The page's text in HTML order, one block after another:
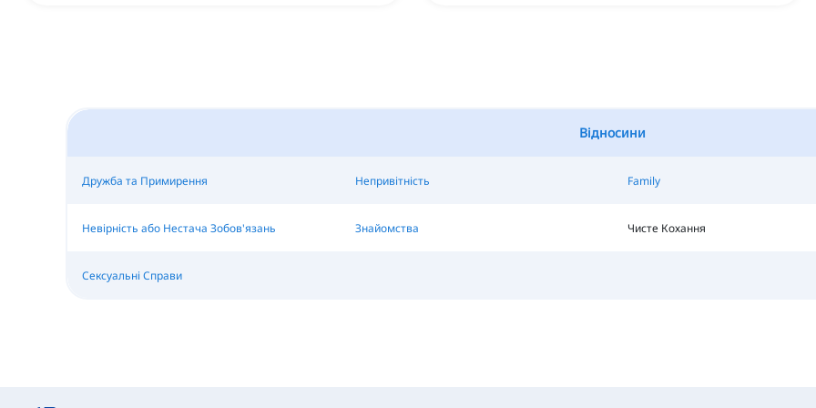
Відносини
Дружба та Примирення Непривітність Family
Невірність або Нестача Зобов'язань Знайомства Чисте Кохання
Сексуальні Справи